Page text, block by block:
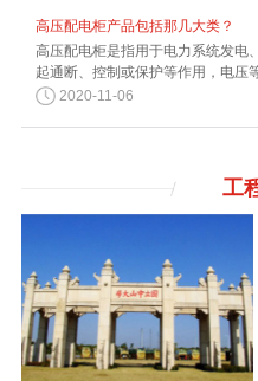
高压配电柜产品包括那几大类？
高压配电柜是指用于电力系统发电
起通断、控制或保护等作用，电压
2020-11-06
工